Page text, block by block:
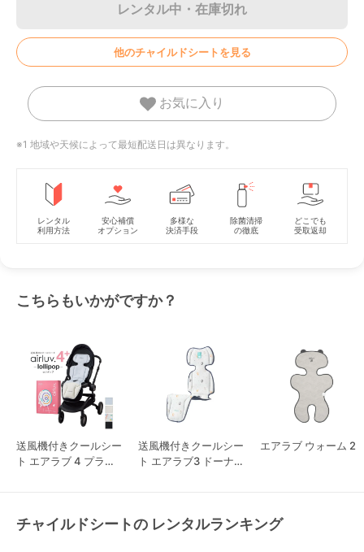
レンタル中・在庫切れ
他のチャイルドシートを見る
お気に入り
※1 地域や天候によって最短配送日は異なります。
レンタル
利用方法
安心補償
オプション
多様な
決済手段
除菌清掃
の徹底
どこでも
受取返却
こちらもいかがですか？
送風機付きクールシー
ト エアラブ 4 プラス
送風機付きクールシー
ト エアラブ3 ドーナ
エアラブ ウォーム 2
チャイルドシートの レンタルランキング